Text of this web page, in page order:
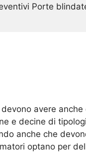
Porte
avere
e decine di
anche che
optano per